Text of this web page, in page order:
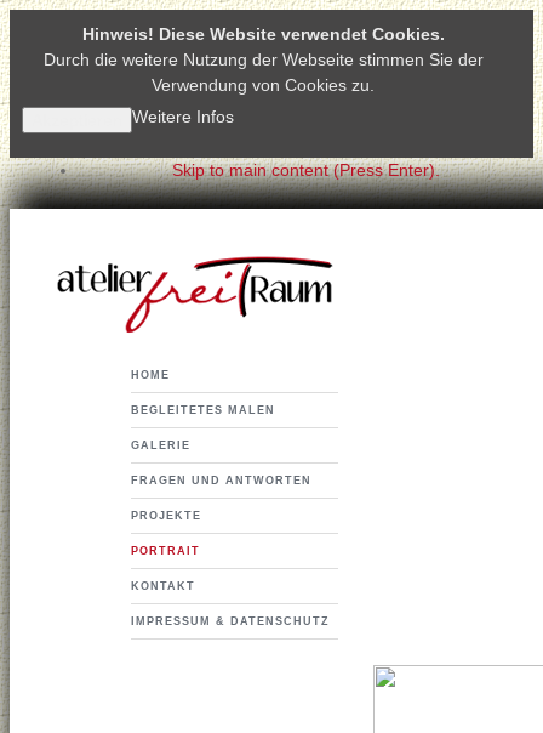
Hinweis! Diese Website verwendet Cookies.
Durch die weitere Nutzung der Webseite stimmen Sie der
Verwendung von Cookies zu.
Weitere Infos
Skip to main content (Press Enter).
HOME
BEGLEITETES MALEN
GALERIE
FRAGEN UND ANTWORTEN
PROJEKTE
PORTRAIT
KONTAKT
IMPRESSUM & DATENSCHUTZ